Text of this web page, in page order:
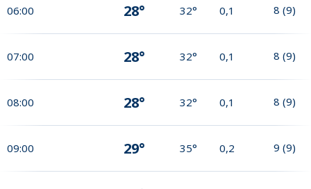
06:00 28° 32° 0,1 8 (9)
07:00 28° 32° 0,1 8 (9)
08:00 28° 32° 0,1 8 (9)
09:00 29° 35° 0,2 9 (9)